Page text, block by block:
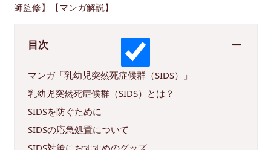
師監修】【マンガ解説】
目次
マンガ「乳幼児突然死症候群（SIDS）」
乳幼児突然死症候群（SIDS）とは？
SIDSを防ぐために
SIDSの応急処置について